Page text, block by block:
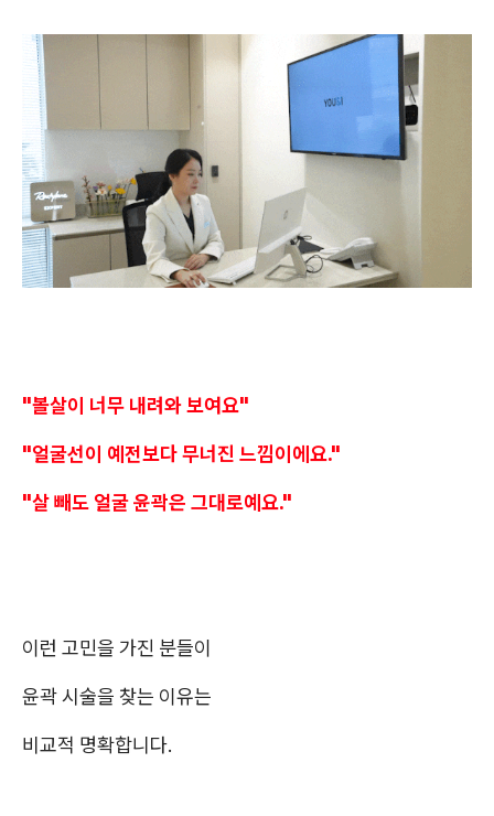
"볼살이 너무 내려와 보여요"
"얼굴선이 예전보다 무너진 느낌이에요."
"살 빼도 얼굴 윤곽은 그대로예요."
이런 고민을 가진 분들이
윤곽 시술을 찾는 이유는
비교적 명확합니다.